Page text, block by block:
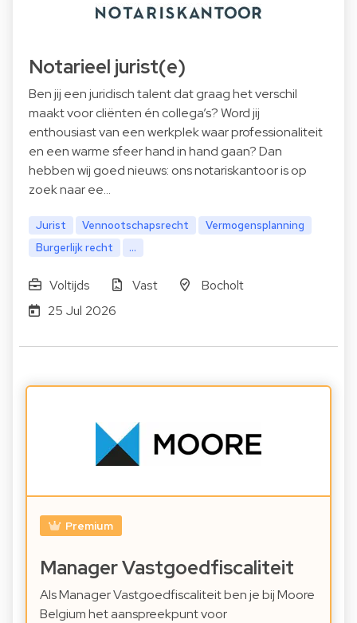
Notarieel jurist(e)
Ben jij een juridisch talent dat graag het verschil
maakt voor cliënten én collega’s? Word jij
enthousiast van een werkplek waar professionaliteit
en een warme sfeer hand in hand gaan? Dan
hebben wij goed nieuws: ons notariskantoor is op
zoek naar ee…
Jurist Vennootschapsrecht
Vermogensplanning
Burgerlijk recht
...
Voltijds Vast
Bocholt
25 Jul 2026
Premium
Manager Vastgoedfiscaliteit
Als Manager Vastgoedfiscaliteit ben je bij Moore
Belgium het aanspreekpunt voor